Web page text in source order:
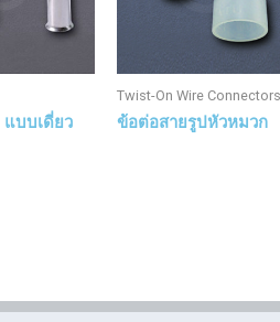
บบเดี่ยว
Twist-On Wire Connectors
ข้อต่อสายรูปหัวหมวก